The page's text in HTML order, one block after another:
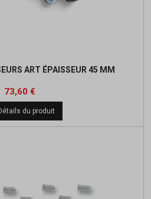
ART ÉPAISSEUR 45 MM
Prix
73,60 €
base
du produit